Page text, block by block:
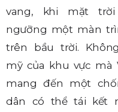
vang, khi mặt
ngưỡng một màn
trên bầu trời.
mỹ của khu vực mà
mang đến một
dân có thể tái kết